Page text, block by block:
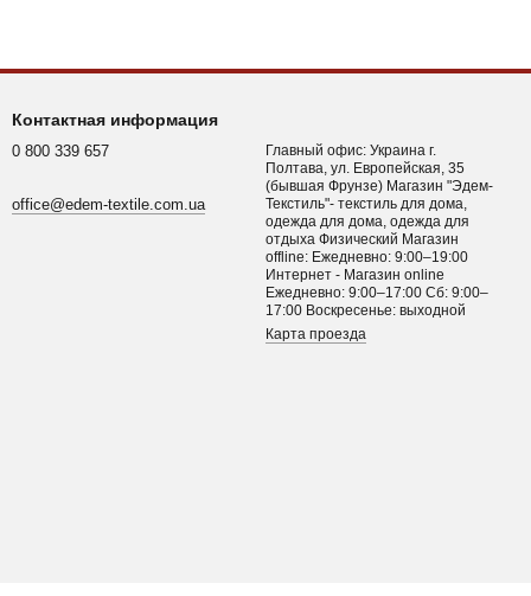
Контактная информация
0 800 339 657
office@edem-textile.com.ua
Главный офис: Украина г.
Полтава, ул. Европейская, 35
(бывшая Фрунзе) Магазин "Эдем-
Текстиль"- текстиль для дома,
одежда для дома, одежда для
отдыха Физический Магазин
offline: Ежедневно: 9:00–19:00
Интернет - Магазин online
Ежедневно: 9:00–17:00 Сб: 9:00–
17:00 Воскресенье: выходной
Карта проезда